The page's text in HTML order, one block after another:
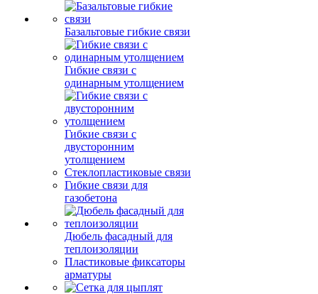
Базальтовые гибкие связи
Гибкие связи с
одинарным утолщением
Гибкие связи с
двусторонним
утолщением
Стеклопластиковые связи
Гибкие связи для
газобетона
Дюбель фасадный для
теплоизоляции
Пластиковые фиксаторы
арматуры